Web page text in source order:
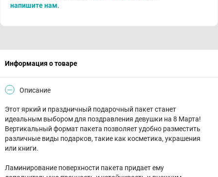
напишите нам.
Информация о товаре
Описание
Этот яркий и праздничный подарочный пакет станет
идеальным выбором для поздравления девушки на 8 Марта!
Вертикальный формат пакета позволяет удобно разместить
различные виды подарков, такие как косметика, украшения
или книги.
Ламинирование поверхности пакета придает ему